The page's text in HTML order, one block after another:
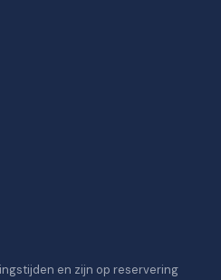
en zijn op reservering